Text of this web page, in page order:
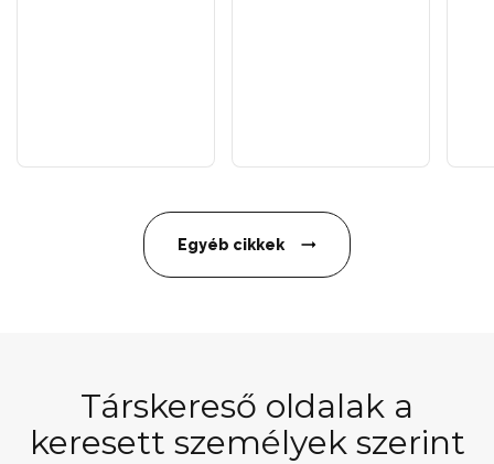
Egyéb cikkek
Társkereső oldalak a
keresett személyek szerint